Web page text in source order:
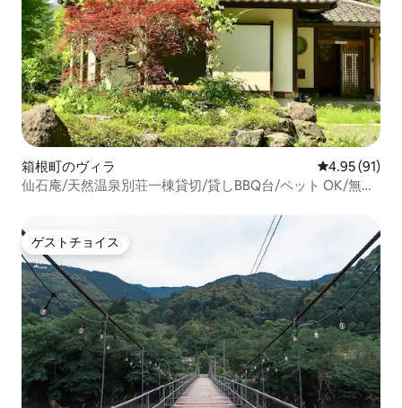
箱根町のヴィラ レビュー91
4.95 (91)
仙石庵/天然温泉別荘一棟貸切/貸しBBQ台/ペット OK/無料
ゲストチョイス
ゲストチョイス